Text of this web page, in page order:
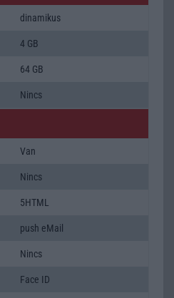
dinamikus
4 GB
64 GB
Nincs
Van
Nincs
5HTML
push eMail
Nincs
Face ID